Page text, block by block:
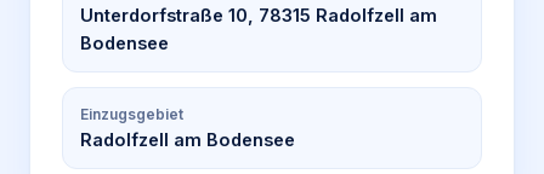
Unterdorfstraße 10, 78315 Radolfzell am
Bodensee
Einzugsgebiet
Radolfzell am Bodensee